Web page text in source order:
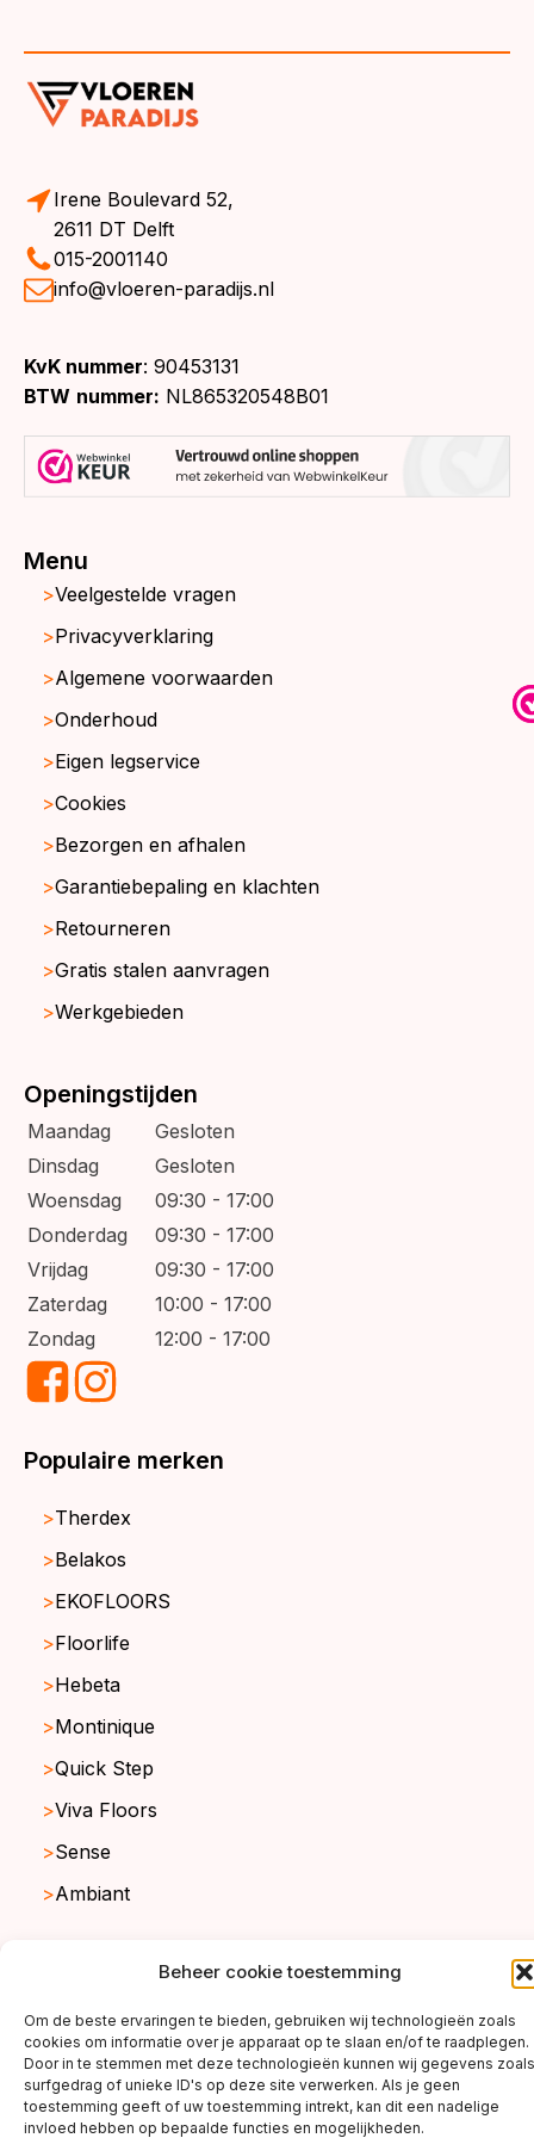
Beheer cookie toestemming
Om de beste ervaringen te bieden, gebruiken wij technologieën zoals
cookies om informatie over je apparaat op te slaan en/of te raadplegen.
Door in te stemmen met deze technologieën kunnen wij gegevens zoals
surfgedrag of unieke ID's op deze site verwerken. Als je geen
toestemming geeft of uw toestemming intrekt, kan dit een nadelige
invloed hebben op bepaalde functies en mogelijkheden.
Irene Boulevard 52,
2611 DT Delft
015-2001140
info@vloeren-paradijs.nl
KvK nummer: 90453131
BTW nummer: NL865320548B01
Menu
Veelgestelde vragen
Privacyverklaring
Algemene voorwaarden
Onderhoud
Eigen legservice
Cookies
Bezorgen en afhalen
Garantiebepaling en klachten
Retourneren
Gratis stalen aanvragen
Werkgebieden
Openingstijden
Maandag
Gesloten
Dinsdag
Gesloten
Woensdag
09:30 - 17:00
Donderdag
09:30 - 17:00
Vrijdag
09:30 - 17:00
Zaterdag
10:00 - 17:00
Zondag
12:00 - 17:00
Populaire merken
Therdex
Belakos
EKOFLOORS
Floorlife
Hebeta
Montinique
Quick Step
Viva Floors
Sense
Ambiant